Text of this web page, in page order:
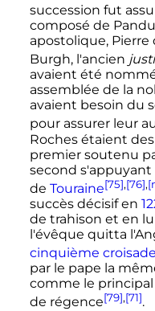
succession fut
composé de
apostolique,
Burgh, l'ancien
avaient été
assemblée de la
avaient besoin du
pour assurer leur
Roches étaient
premier soutenu
second
de Touraine[75],[76],
succès décisif en
de trahison et en
l'évêque quitta
cinquième croisade
par le pape la
comme le
de régence[79],[71].